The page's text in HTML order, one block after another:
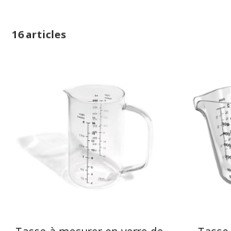
16 articles